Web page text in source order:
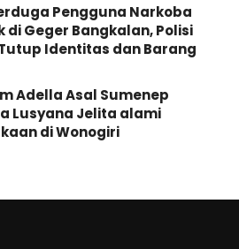
Pengguna Narkoba
di Geger Bangkalan, Polisi
Identitas dan Barang
Adella Asal Sumenep
Lusyana Jelita alami
di Wonogiri